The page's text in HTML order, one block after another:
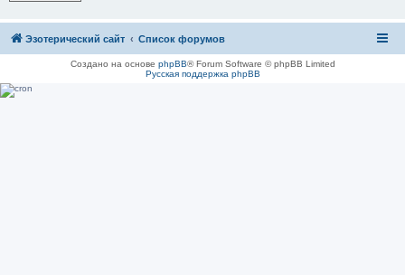
Эзотерический сайт Список форумов
Создано на основе phpBB® Forum Software © phpBB Limited
Русская поддержка phpBB